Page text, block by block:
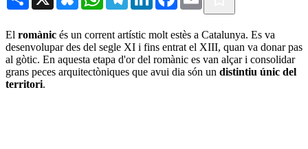
El romànic és un corrent artístic molt estès a Catalunya. Es va
desenvolupar des del segle XI i fins entrat el XIII, quan va donar pas
al gòtic. En aquesta etapa d'or del romànic es van alçar i consolidar
grans peces arquitectòniques que avui dia són un distintiu únic del
territori.